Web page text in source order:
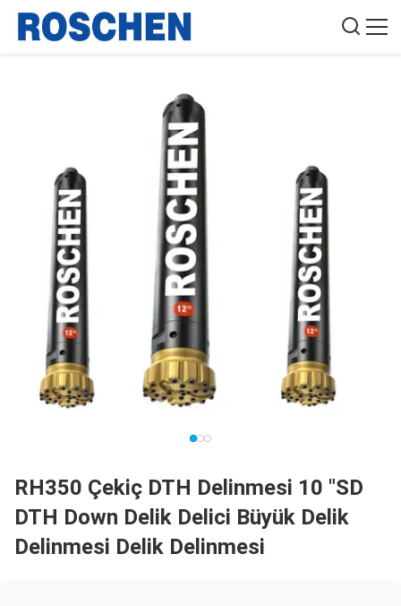
RH350 Çekiç DTH Delinmesi 10 "SD
DTH Down Delik Delici Büyük Delik
Delinmesi Delik Delinmesi